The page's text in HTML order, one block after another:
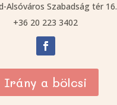
Alsóváros Szabadság tér 16.
+36 20 223 3402
Irány a bölcsi